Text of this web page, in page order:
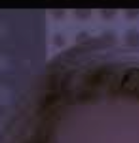
Comment ça marche ?
La Professeure
Qui sommes-nous ?